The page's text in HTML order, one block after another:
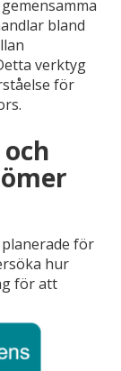
bland
verktyg
för
för
hur
för att